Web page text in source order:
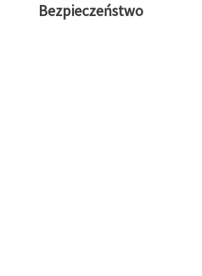
Bezpieczeństwo